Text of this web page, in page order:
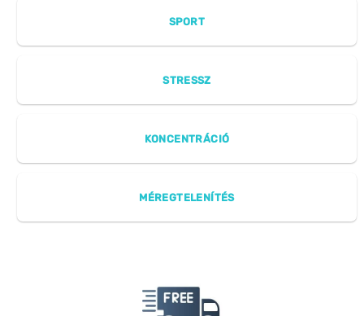
SPORT
STRESSZ
KONCENTRÁCIÓ
MÉREGTELENÍTÉS